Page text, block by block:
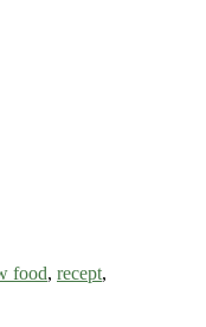
food, recept,